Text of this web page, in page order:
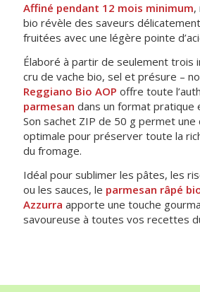
Affiné pendant 12 mois minimum,
bio révèle des saveurs
fruitées avec une légère pointe
Élaboré à partir de seulement trois
cru de vache bio, sel et présure –
Reggiano Bio AOP offre toute
parmesan dans un format pratique
Son sachet ZIP de 50 g permet une
optimale pour préserver toute la
du fromage.
Idéal pour sublimer les pâtes, les
ou les sauces, le parmesan râpé
Azzurra apporte une touche
savoureuse à toutes vos recettes